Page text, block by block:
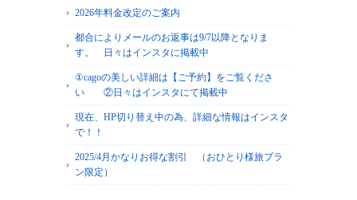
2026年料金改定のご案内
都合によりメールのお返事は9/7以降となりま
す。 日々はインスタに掲載中
①cagoの美しい詳細は【ご予約】をご覧くださ
い ②日々はインスタにて掲載中
現在、HP切り替え中の為、詳細な情報はインスタ
で！！
2025/4月かなりお得な割引 （おひとり様旅プラ
ン限定）